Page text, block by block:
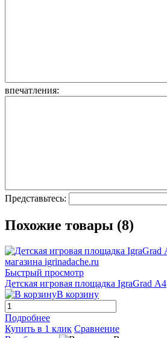
впечатления:
Представьтесь:
Похожие товары (8)
Быстрый просмотр
Детская игровая площадка IgraGrad А4
В корзину
Подробнее
Купить в 1 клик Сравнение